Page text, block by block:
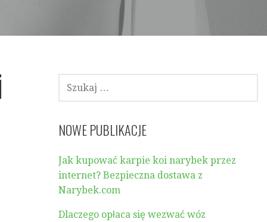
SZUKAJ:
NOWE PUBLIKACJE
Jak kupować karpie koi narybek przez
internet? Bezpieczna dostawa z
Narybek.com
Dlaczego opłaca się wezwać wóz